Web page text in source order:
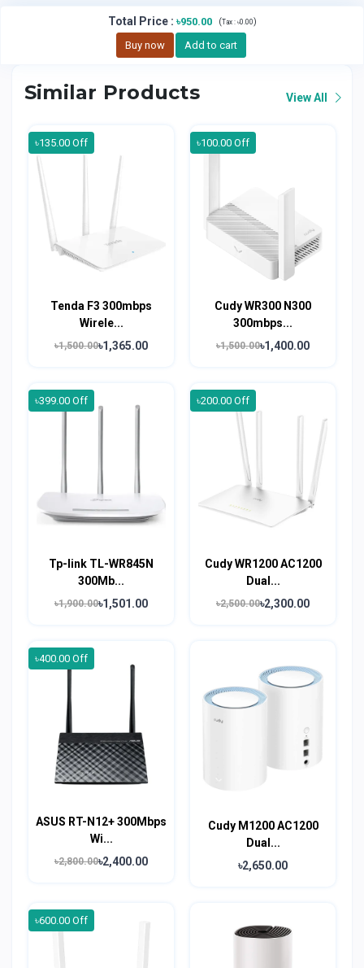
Total Price: ৳950.00 (Tax : ৳0.00)
Buy now Add to cart
Similar Products View All
৳135.00 Off
Tenda F3 300mbps
Wirele...
৳1,500.00৳1,365.00
৳100.00 Off
Cudy WR300 N300
300mbps...
৳1,500.00৳1,400.00
৳399.00 Off
Tp-link TL-WR845N
300Mb...
৳1,900.00৳1,501.00
৳200.00 Off
Cudy WR1200 AC1200
Dual...
৳2,500.00৳2,300.00
৳400.00 Off
ASUS RT-N12+ 300Mbps
Wi...
৳2,800.00৳2,400.00
Cudy M1200 AC1200
Dual...
৳2,650.00
৳600.00 Off